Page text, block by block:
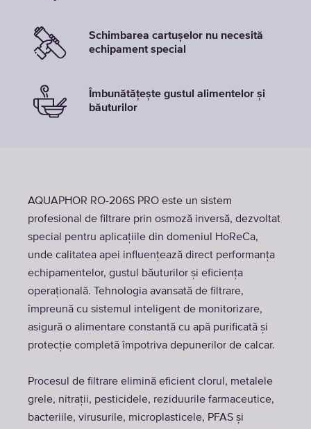
Schimbarea cartușelor nu necesită
echipament special
Îmbunătățește gustul alimentelor și
băuturilor
AQUAPHOR RO-206S PRO este un sistem
profesional de filtrare prin osmoză inversă, dezvoltat
special pentru aplicațiile din domeniul HoReCa,
unde calitatea apei influențează direct performanța
echipamentelor, gustul băuturilor și eficiența
operațională. Tehnologia avansată de filtrare,
împreună cu sistemul inteligent de monitorizare,
asigură o alimentare constantă cu apă purificată și
protecție completă împotriva depunerilor de calcar.
Procesul de filtrare elimină eficient clorul, metalele
grele, nitrații, pesticidele, reziduurile farmaceutice,
bacteriile, virusurile, microplasticele, PFAS și